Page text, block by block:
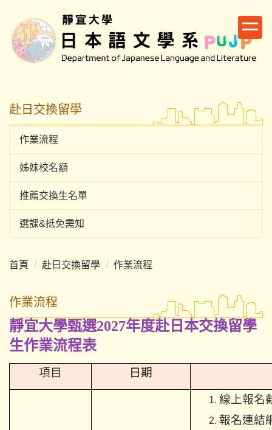
主
要
赴日交換留學
作業流程
姊妹校名額
推薦交換生名單
選課&抵免需知
首頁 赴日交換留學 作業流程
作業流程
靜宜大學甄選2027年度赴日本交換留學
生作業流程表
項目 日期
線上報名
報名連結